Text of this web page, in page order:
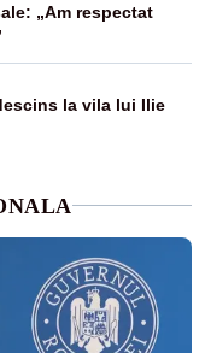
„Am respectat
la vila lui Ilie